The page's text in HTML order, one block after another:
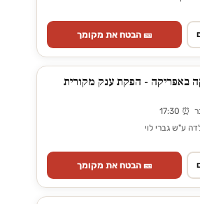
🎫 הבטח את מקומך
באפריקה - הפקת ענק מקורית
ע"ש גברי לוי
🎫 הבטח את מקומך